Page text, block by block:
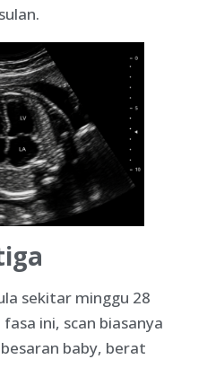
sekitar minggu 28
ini, scan biasanya
baby, berat